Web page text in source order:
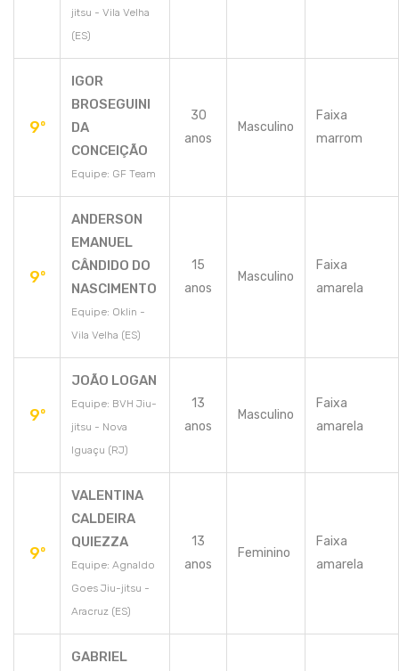
jitsu - Vila Velha
(ES)
9º
IGOR
BROSEGUINI
DA
CONCEIÇÃO
Equipe: GF Team
30
anos
Masculino
Faixa
marrom
9º
ANDERSON
EMANUEL
CÂNDIDO DO
NASCIMENTO
Equipe: Oklin -
Vila Velha (ES)
15
anos
Masculino
Faixa
amarela
9º
JOÃO LOGAN
Equipe: BVH Jiu-
jitsu - Nova
Iguaçu (RJ)
13
anos
Masculino
Faixa
amarela
9º
VALENTINA
CALDEIRA
QUIEZZA
Equipe: Agnaldo
Goes Jiu-jitsu -
Aracruz (ES)
13
anos
Feminino
Faixa
amarela
GABRIEL